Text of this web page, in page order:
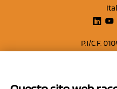
P.I/C.F.
Capitale sociale